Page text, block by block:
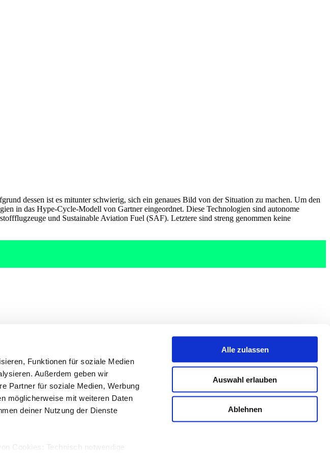
Funktionen für soziale Medien
Außerdem geben wir
Partner für soziale Medien, Werbung
möglicherweise mit weiteren Daten
deiner Nutzung der Dienste
Cookies: Technisch notwendige
Alle zulassen
Auswahl erlauben
Ablehnen
dessen ist es mitunter schwierig, sich ein genaues Bild von der Situation zu machen. Um den
in das Hype-Cycle-Modell von Gartner eingeordnet. Diese Technologien sind autonome
und Sustainable Aviation Fuel (SAF). Letztere sind streng genommen keine